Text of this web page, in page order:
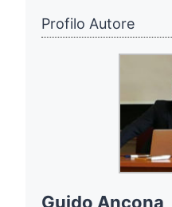
Profilo Autore
Guido Ancona